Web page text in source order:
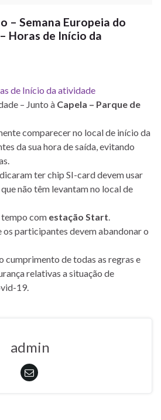
– Semana Europeia do
Horas de Início da
de Início da atividade
– Junto à Capela – Parque de
comparecer no local de início da
da sua hora de saída, evitando
ter chip SI-card devem usar
não têm levantam no local de
com estação Start.
participantes devem abandonar o
cumprimento de todas as regras e
relativas a situação de
19.
admin